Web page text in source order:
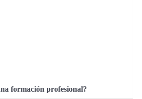
formación profesional?